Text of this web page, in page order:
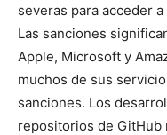
severas para acceder
Las sanciones
Apple, Microsoft y
muchos de sus
sanciones. Los
repositorios de GitHub